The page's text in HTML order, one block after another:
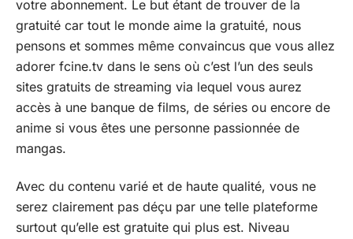
votre abonnement. Le but étant de trouver de la
gratuité car tout le monde aime la gratuité, nous
pensons et sommes même convaincus que vous allez
adorer fcine.tv dans le sens où c’est l’un des seuls
sites gratuits de streaming via lequel vous aurez
accès à une banque de films, de séries ou encore de
anime si vous êtes une personne passionnée de
mangas.
Avec du contenu varié et de haute qualité, vous ne
serez clairement pas déçu par une telle plateforme
surtout qu’elle est gratuite qui plus est. Niveau